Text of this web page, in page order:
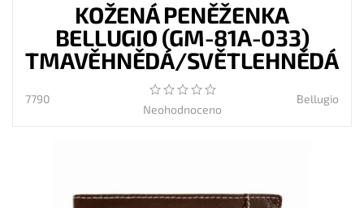
KOŽENÁ PENĚŽENKA
BELLUGIO (GM-81A-033)
TMAVĚHNĚDÁ/SVĚTLEHNĚDÁ
7790
Neohodnoceno
Bellugio